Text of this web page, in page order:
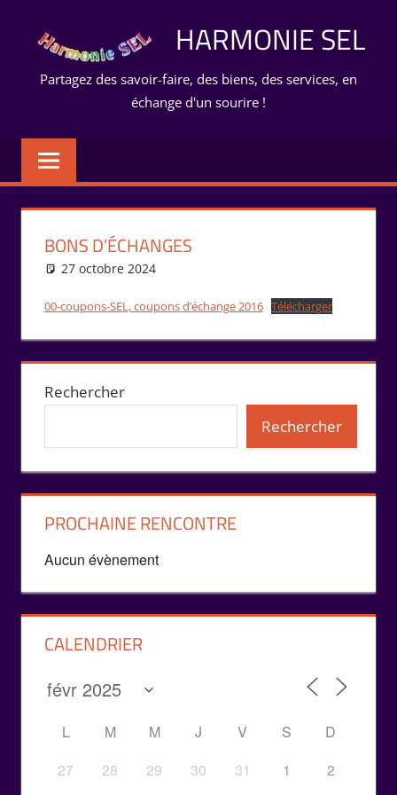
HARMONIE SEL
Partagez des savoir-faire, des biens, des services, en
échange d'un sourire !
BONS D’ÉCHANGES
27 octobre 2024
00-coupons-SEL, coupons d’échange 2016 Télécharger
Rechercher
Rechercher
PROCHAINE RENCONTRE
Aucun évènement
CALENDRIER
L M M J V S
D
27
28 29 30 31 1 2